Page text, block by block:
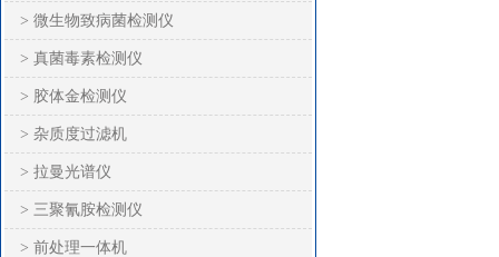
> 微生物致病菌检测仪
> 真菌毒素检测仪
> 胶体金检测仪
> 杂质度过滤机
> 拉曼光谱仪
> 三聚氰胺检测仪
> 前处理一体机